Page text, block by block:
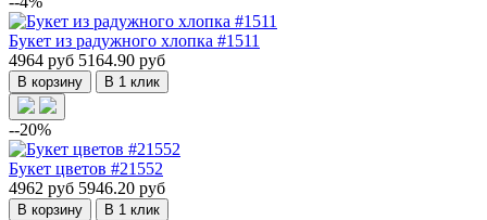
Букет из радужного хлопка #1511
4964 руб 5164.90 руб
В корзину В 1 клик
--20%
Букет цветов #21552
4962 руб 5946.20 руб
В корзину В 1 клик